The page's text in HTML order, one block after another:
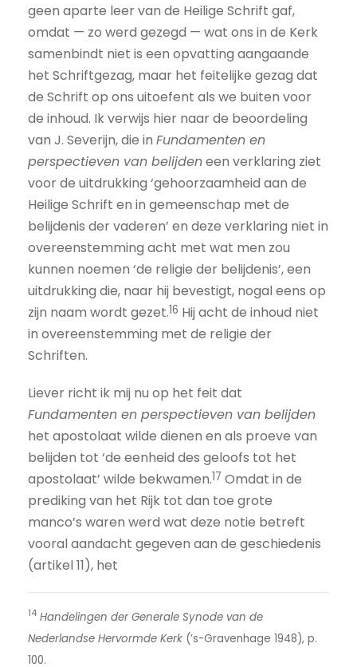
geen aparte leer van de Heilige Schrift gaf,
omdat — zo werd gezegd — wat ons in de Kerk
samenbindt niet is een opvatting aangaande
het Schriftgezag, maar het feitelijke gezag dat
de Schrift op ons uitoefent als we buiten voor
de inhoud. Ik verwijs hier naar de beoordeling
van J. Severijn, die in Fundamenten en
perspectieven van belijdeneen verklaring ziet
voor de uitdrukking ‘gehoorzaamheid aan de
Heilige Schrift en in gemeenschap met de
belijdenis der vaderen’ en deze verklaring niet in
overeenstemming acht met wat men zou
kunnen noemen ‘de religie der belijdenis’, een
uitdrukking die, naar hij bevestigt, nogal eens op
zijn naam wordt gezet.16 Hij acht de inhoud niet
in overeenstemming met de religie der
Schriften.
Liever richt ik mij nu op het feit dat
Fundamenten en perspectieven van belijden
het apostolaat wilde dienen en als proeve van
belijden tot ‘de eenheid des geloofs tot het
apostolaat’ wilde bekwamen.17 Omdat in de
prediking van het Rijk tot dan toe grote
manco’s waren werd wat deze notie betreft
vooral aandacht gegeven aan de geschiedenis
(artikel 11), het
14 Handelingen der Generale Synode van de
Nederlandse Hervormde Kerk (’s-Gravenhage 1948), p.
100.